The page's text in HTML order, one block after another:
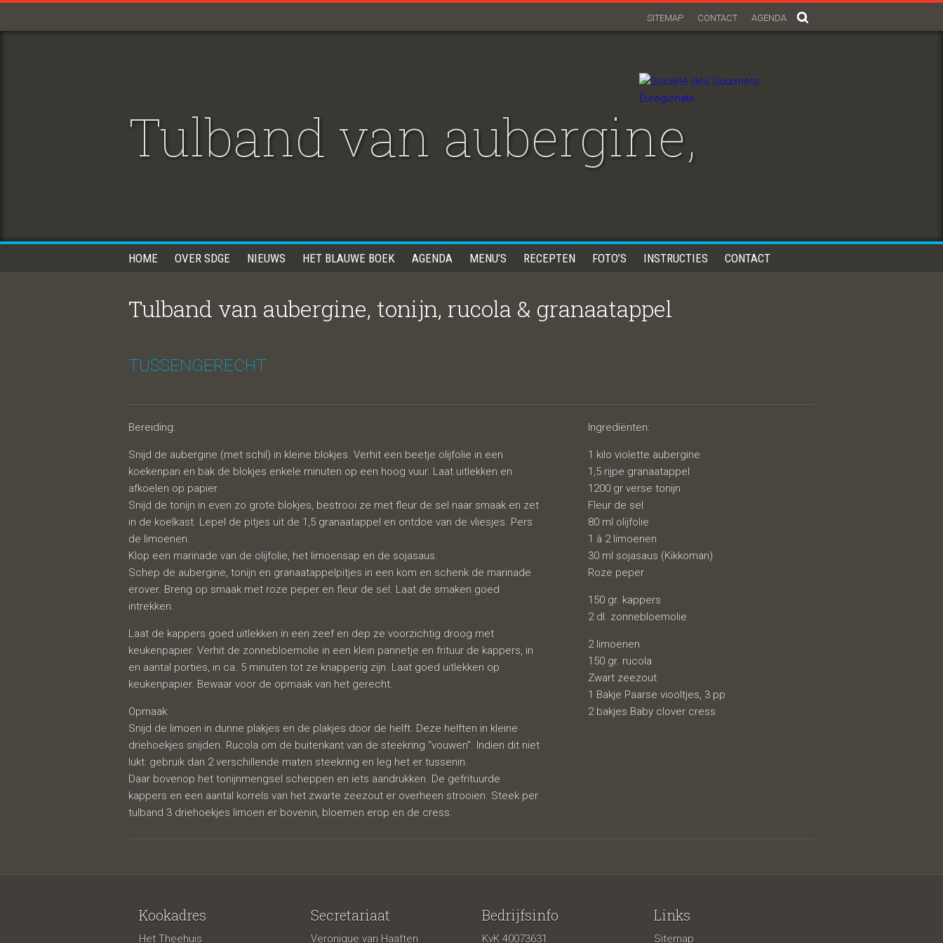
AGENDA
CONTACT
SITEMAP
Tulband van aubergine,
tonijn, rucola &
granaatappel
HOME OVER SDGE NIEUWS HET BLAUWE BOEK AGENDA MENU’S RECEPTEN FOTO’S INSTRUCTIES CONTACT
Tulband van aubergine, tonijn, rucola & granaatappel
TUSSENGERECHT
Bereiding:
Snijd de aubergine (met schil) in kleine blokjes. Verhit een beetje olijfolie in een
koekenpan en bak de blokjes enkele minuten op een hoog vuur. Laat uitlekken en
afkoelen op papier.
Snijd de tonijn in even zo grote blokjes, bestrooi ze met fleur de sel naar smaak en zet
in de koelkast. Lepel de pitjes uit de 1,5 granaatappel en ontdoe van de vliesjes. Pers
de limoenen.
Klop een marinade van de olijfolie, het limoensap en de sojasaus.
Schep de aubergine, tonijn en granaatappelpitjes in een kom en schenk de marinade
erover. Breng op smaak met roze peper en fleur de sel. Laat de smaken goed
intrekken.
Laat de kappers goed uitlekken in een zeef en dep ze voorzichtig droog met
keukenpapier. Verhit de zonnebloemolie in een klein pannetje en frituur de kappers, in
en aantal porties, in ca. 5 minuten tot ze knapperig zijn. Laat goed uitlekken op
keukenpapier. Bewaar voor de opmaak van het gerecht.
Opmaak:
Snijd de limoen in dunne plakjes en de plakjes door de helft. Deze helften in kleine
driehoekjes snijden. Rucola om de buitenkant van de steekring “vouwen”. Indien dit niet
lukt: gebruik dan 2 verschillende maten steekring en leg het er tussenin.
Daar bovenop het tonijnmengsel scheppen en iets aandrukken. De gefrituurde
kappers en een aantal korrels van het zwarte zeezout er overheen strooien. Steek per
tulband 3 driehoekjes limoen er bovenin, bloemen erop en de cress.
Ingrediënten:
1 kilo violette aubergine
1,5 rijpe granaatappel
1200 gr verse tonijn
Fleur de sel
80 ml olijfolie
1 à 2 limoenen
30 ml sojasaus (Kikkoman)
Roze peper
150 gr. kappers
2 dl. zonnebloemolie
2 limoenen
150 gr. rucola
Zwart zeezout
1 Bakje Paarse viooltjes, 3 pp
2 bakjes Baby clover cress
Kookadres
Het Theehuis
Secretariaat
Veronique van Haaften
Bedrijfsinfo
KvK 40073631
Links
Sitemap